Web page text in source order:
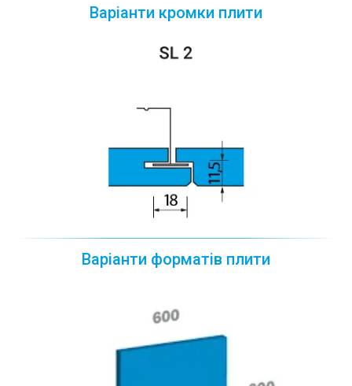
Варіанти кромки плити
Варіанти форматів плити